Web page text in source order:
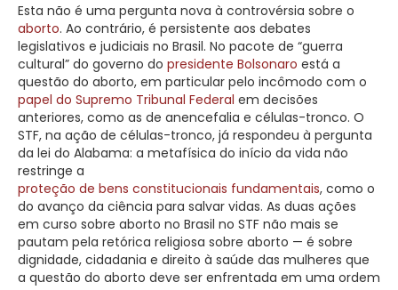
Esta não é uma pergunta nova à controvérsia sobre o
aborto. Ao contrário, é persistente aos debates
legislativos e judiciais no Brasil. No pacote de “guerra
cultural” do governo do presidente Bolsonaro está a
questão do aborto, em particular pelo incômodo com o
papel do Supremo Tribunal Federal em decisões
anteriores, como as de anencefalia e células-tronco. O
STF, na ação de células-tronco, já respondeu à pergunta
da lei do Alabama: a metafísica do início da vida não
restringe a
proteção de bens constitucionais fundamentais, como o
do avanço da ciência para salvar vidas. As duas ações
em curso sobre aborto no Brasil no STF não mais se
pautam pela retórica religiosa sobre aborto — é sobre
dignidade, cidadania e direito à saúde das mulheres que
a questão do aborto deve ser enfrentada em uma ordem